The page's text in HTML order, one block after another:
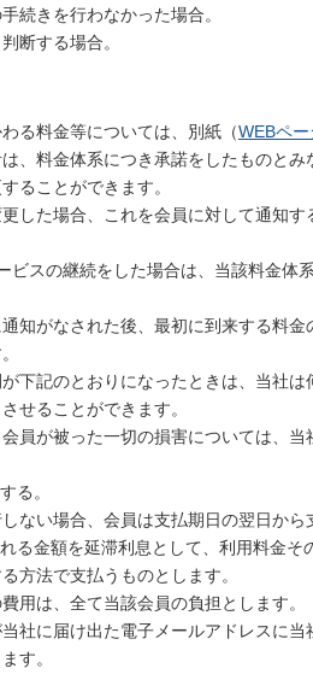
続きを行わなかった場合。
断する場合。
る料金等については、別紙（WEBペー
、料金体系につき承諾をしたものとみ
ることができます。
した場合、これを会員に対して通知す
スの継続をした場合は、当該料金体
知がなされた後、最初に到来する料金
下記のとおりになったときは、当社は
せることができます。
員が被った一切の損害については、当
る。
ない場合、会員は支払期日の翌日から
る金額を延滞利息として、利用料金そ
方法で支払うものとします。
用は、全て当該会員の負担とします。
社に届け出た電子メールアドレスに当
す。